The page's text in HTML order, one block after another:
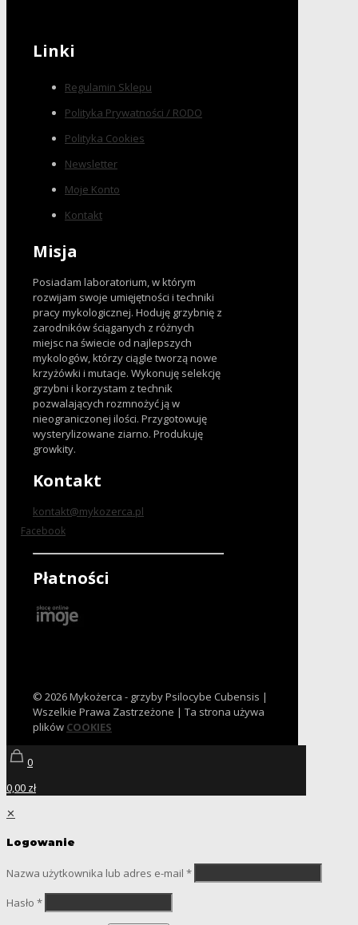
Linki
Regulamin Sklepu
Polityka Prywatności / RODO
Polityka Cookies
Newsletter
Moje Konto
Kontakt
Misja
Posiadam laboratorium, w którym
rozwijam swoje umięjętności i techniki
pracy mykologicznej. Hoduję grzybnię z
zarodników ściąganych z różnych
miejsc na świecie od najlepszych
mykologów, którzy ciągle tworzą nowe
krzyżówki i mutacje. Wykonuję selekcję
grzybni i korzystam z technik
pozwalających rozmnożyć ją w
nieograniczonej ilości. Przygotowuję
wysterylizowane ziarno. Produkuję
growkity.
Kontakt
kontakt@mykozerca.pl
Facebook
Płatności
© 2026 Mykożerca - grzyby Psilocybe Cubensis |
Wszelkie Prawa Zastrzeżone | Ta strona używa
plików COOKIES
0
0,00 zł
✕
Logowanie
Nazwa użytkownika lub adres e-mail *
Hasło *